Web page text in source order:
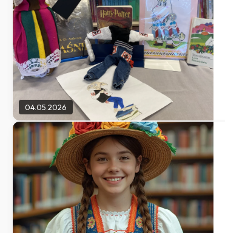
04.05.2026